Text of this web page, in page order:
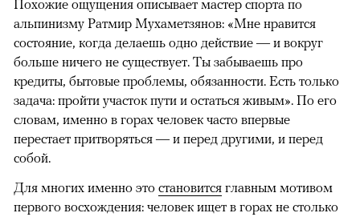
Похожие ощущения описывает мастер спорта по
альпинизму Ратмир Мухаметзянов: «Мне нравится
состояние, когда делаешь одно действие — и вокруг
больше ничего не существует. Ты забываешь про
кредиты, бытовые проблемы, обязанности. Есть только
задача: пройти участок пути и остаться живым». По его
словам, именно в горах человек часто впервые
перестает притворяться — и перед другими, и перед
собой.
Для многих именно это становится главным мотивом
первого восхождения: человек ищет в горах не столько